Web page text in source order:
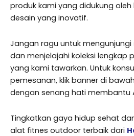
produk kami yang didukung
desain yang inovatif.
Jangan ragu untuk mengunjungi
dan menjelajahi koleksi lengkap
yang kami tawarkan. Untuk
pemesanan, klik banner di
dengan senang hati membantu
Tingkatkan gaya hidup sehat
alat fitnes outdoor terbaik dari